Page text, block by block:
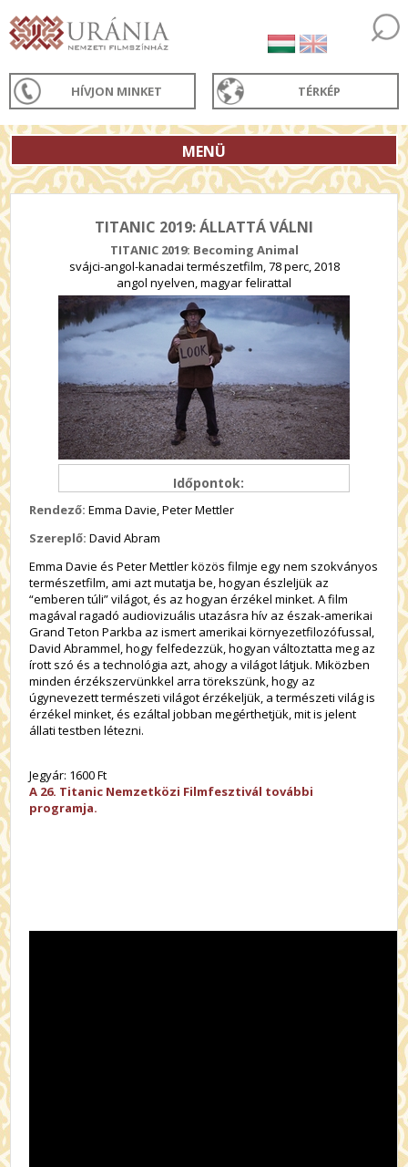
HÍVJON MINKET TÉRKÉP
MENÜ
TITANIC 2019: ÁLLATTÁ VÁLNI
TITANIC 2019: Becoming Animal
svájci-angol-kanadai természetfilm, 78 perc, 2018
angol nyelven, magyar felirattal
Időpontok:
Rendező: Emma Davie, Peter Mettler
Szereplő: David Abram
Emma Davie és Peter Mettler közös filmje egy nem szokványos
természetfilm, ami azt mutatja be, hogyan észleljük az
“emberen túli” világot, és az hogyan érzékel minket. A film
magával ragadó audiovizuális utazásra hív az észak-amerikai
Grand Teton Parkba az ismert amerikai környezetfilozófussal,
David Abrammel, hogy felfedezzük, hogyan változtatta meg az
írott szó és a technológia azt, ahogy a világot látjuk. Miközben
minden érzékszervünkkel arra törekszünk, hogy az
úgynevezett természeti világot érzékeljük, a természeti világ is
érzékel minket, és ezáltal jobban megérthetjük, mit is jelent
állati testben létezni.
Jegyár: 1600 Ft
A 26. Titanic Nemzetközi Filmfesztivál további
programja.